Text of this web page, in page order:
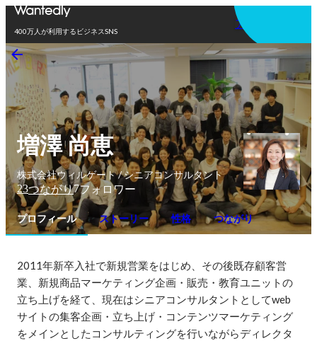
400万人が利用するビジネスSNS
アプリを使う
増澤 尚恵
株式会社ウィルゲート / シニアコンサルタント
23つながり7フォロワー
プロフィール ストーリー 性格 つながり
2011年新卒入社で新規営業をはじめ、その後既存顧客営
業、新規商品マーケティング企画・販売・教育ユニットの
立ち上げを経て、現在はシニアコンサルタントとしてweb
サイトの集客企画・立ち上げ・コンテンツマーケティング
をメインとしたコンサルティングを行いながらディレクタ